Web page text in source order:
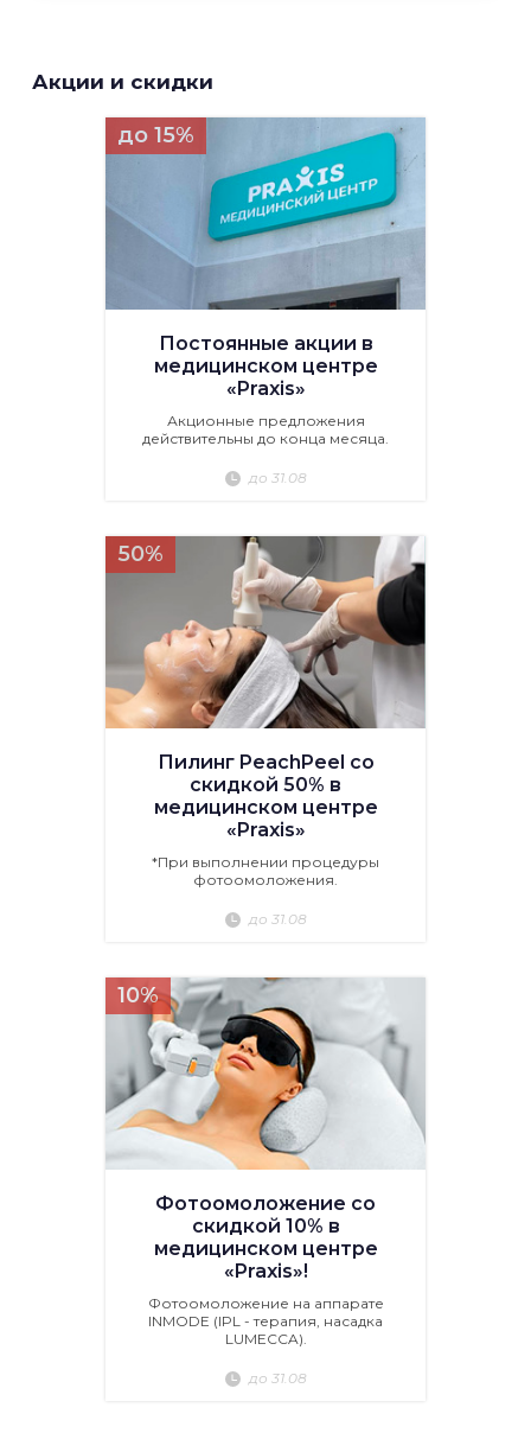
Акции и скидки
до 15%
Постоянные акции в
медицинском центре
«Praxis»
Акционные предложения
действительны до конца месяца.
до 31.08
50%
Пилинг PeachPeel со
скидкой 50% в
медицинском центре
«Praxis»
*При выполнении процедуры
фотоомоложения.
до 31.08
10%
Фотоомоложение со
скидкой 10% в
медицинском центре
«Praxis»!
Фотоомоложение на аппарате
INMODE (IPL - терапия, насадка
LUMECCA).
до 31.08